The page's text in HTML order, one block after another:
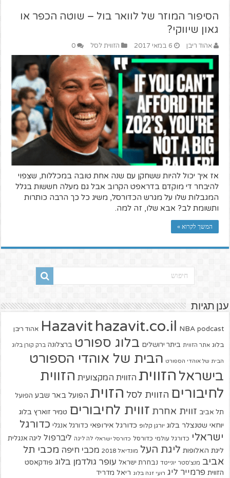
הסיפור המוזר של לוואר בול – שוטה הכפר או
גאון שיווקי?
אהוד ריבן 6 במאי 2017 הזווית לסל 0
אז איך יכול להיות ששחקן עם שנה אחת טובה במכללות, שצפוי
להיבחר די מוקדם בדראפט הקרוב אבל גם מעלה חששות בגלל
המגבלות שלו על מגרש הכדורסל, משיג כל כך הרבה כותרות
ותשומת לב? אבא שלו, זה למה.
המשך לקרוא »
ענן תגיות
Hazavit hazavit.co.il NBA podcast אהוד ריבן
בלוג אתר הזווית ביתר ירושלים בלוג ספורט ברצלונה ברק קורן בלוג
הבית של אוהדי הספורט הבית של אוהדי הספורט
בישראל הזווית הזווית המקצועית הזווית
לחיבורים הזווית לסל הזוית הפועל באר שבע הפועל
תל אביב זווית אחרת זווית לחיבורים טמיר זוארץ בלוג
יוחאי שטנצלר בלוג יורגן קלופ כדורגל אירופאי כדורגל אנגלי כדורגל
ישראלי כדורגל עולמי כדורסל כדורסל ישראלי לה ליגה ליברפול ליגה אנגלית
ליגת האלופות ליגת העל מונדיאל 2018 מכבי חיפה מכבי תל
אביב מנצ'סטר יונייטד נבחרת ישראל עופר גולדמן בלוג פודקאסט
הזווית פרמייר ליג רועי זגה בלוג ריאל מדריד